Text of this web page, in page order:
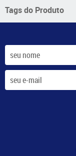
Tags do Produto